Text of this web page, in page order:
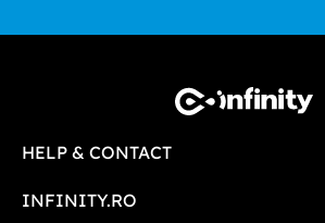
HELP & CONTACT
INFINITY.RO